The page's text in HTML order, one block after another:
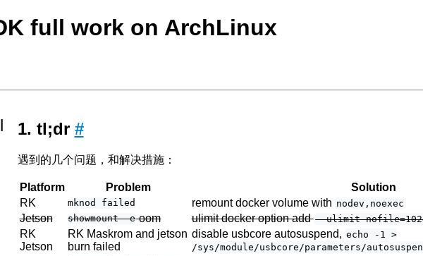
full work on ArchLinux
tl;dr #
遇到的几个问题，和解决措施：
Platform Problem
Solution
RK
mknod failed remount docker volume with nodev,noexec
Jetson showmount -eoom ulimit docker option add--ulimit
RK
Jetson
RK Maskrom and jetson
burn failed
disable usbcore autosuspend, echo -1 >
/sys/module/usbcore/parameters/